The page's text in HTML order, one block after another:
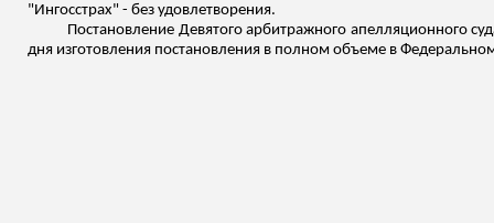
"Ингосстрах" - без удовлетворения.
Постановление Девятого арбитражного апелляционного
дня изготовления постановления в полном объеме в